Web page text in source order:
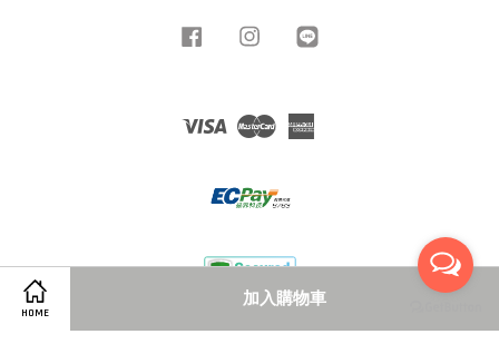
HOME
加入購物車
Facebook Instagram
Visa Master